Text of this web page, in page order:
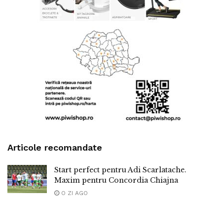
Articole recomandate
Start perfect pentru Adi Scarlatache.
Maxim pentru Concordia Chiajna
O ZI AGO